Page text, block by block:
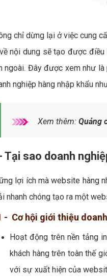
chỉ dừng lại ở việc cung
nội dung sẽ tạo được điều
ngoài. Đây được xem như
nghiệp hàng nhập khẩu
Xem thêm: Quảng
Tại sao doanh
lợi ích mà website hàng
nhanh chóng tạo ra một
- Cơ hội giới thiệu
Hoạt động trên nền tảng
khách hàng trên toàn thế
với sự xuất hiện của